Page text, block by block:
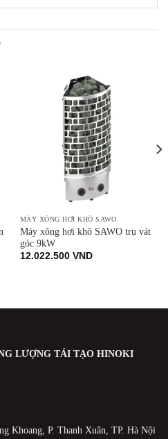
MÁY XÔNG HƠI KHÔ SAWO
Máy xông hơi khô SAWO trụ vát
góc 9kW
12.022.500 VND
LƯỢNG TÁI TẠO HINOKI
Khoang, P. Thanh Xuân, TP. Hà Nội